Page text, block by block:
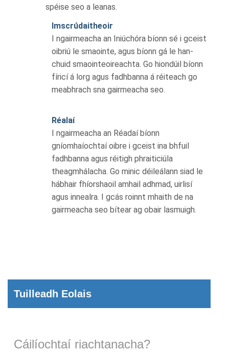
spéise seo a leanas.
Imscrúdaitheoir
I ngairmeacha an Iniúchóra bíonn sé i gceist
oibriú le smaointe, agus bíonn gá le han-
chuid smaointeoireachta. Go hiondúil bíonn
fíricí á lorg agus fadhbanna á réiteach go
meabhrach sna gairmeacha seo.
Réalaí
I ngairmeacha an Réadaí bíonn
gníomhaíochtaí oibre i gceist ina bhfuil
fadhbanna agus réitigh phraiticiúla
theagmhálacha. Go minic déileálann siad le
hábhair fhíorshaoil amhail adhmad, uirlisí
agus innealra. I gcás roinnt mhaith de na
gairmeacha seo bítear ag obair lasmuigh.
Tuilleadh Eolais
Cáilíochtaí riachtanacha?